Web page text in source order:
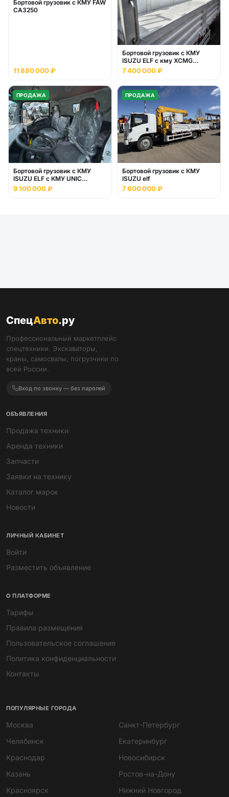
Бортовой грузовик с КМУ FAW
CA3250
11 880 000 ₽
Бортовой грузовик с КМУ
ISUZU ELF с кму XCMG
SQS125
7 400 000 ₽
ПРОДАЖА
Бортовой грузовик с КМУ
ISUZU ELF c КМУ UNIC
URV635YK
9 100 000 ₽
ПРОДАЖА
Бортовой грузовик с КМУ
ISUZU elf
7 600 000 ₽
СпецАвто.ру
Профессиональный маркетплейс
спецтехники. Экскаваторы,
краны, самосвалы, погрузчики по
всей России.
Вход по звонку — без паролей
ОБЪЯВЛЕНИЯ
Продажа техники
Аренда техники
Запчасти
Заявки на технику
Каталог марок
Новости
ЛИЧНЫЙ КАБИНЕТ
Войти
Разместить объявление
О ПЛАТФОРМЕ
Тарифы
Правила размещения
Пользовательское соглашение
Политика конфиденциальности
Контакты
ПОПУЛЯРНЫЕ ГОРОДА
Москва
Санкт-Петербург
Челябинск
Екатеринбург
Краснодар
Новосибирск
Казань
Ростов-на-Дону
Красноярск
Нижний Новгород
ИИ-помощник · всегда онлайн